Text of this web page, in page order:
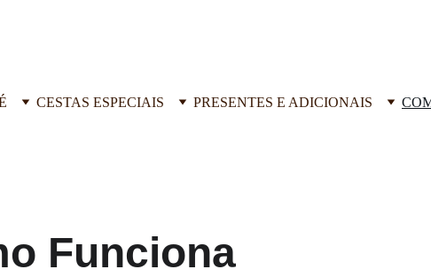
CESTAS ESPECIAIS PRESENTES E ADICIONAIS
Funciona